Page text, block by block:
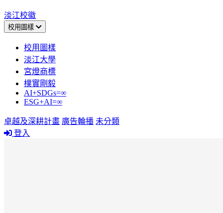
淡江校徽
校用圖樣
校用圖樣
淡江大學
宮燈商標
樸實剛毅
AI+SDGs=∞
ESG+AI=∞
卓越及深耕計畫 廣告輪播 未分類
登入